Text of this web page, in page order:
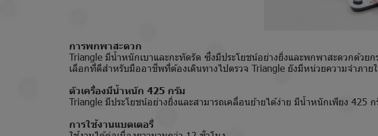
การพกพาสะดวก
Triangle มีน้ำหนักเบาและกะทัดรัด ซึ่งมีประโยชน์อย่างยิ่งและพกพาสะดวกด้วย
เลือกที่ดีสำหรับมืออาชีพที่ต้องเดินทางไปตรวจ Triangle ยังมีหน่วยความจำภา
ตัวเครื่องมีน้ำหนัก 425 กรัม
Triangle มีประโยชน์อย่างยิ่งและสามารถเคลื่อนย้ายได้ง่าย มีน้ำหนักเพียง 425
การใช้งานแบตเตอรี่